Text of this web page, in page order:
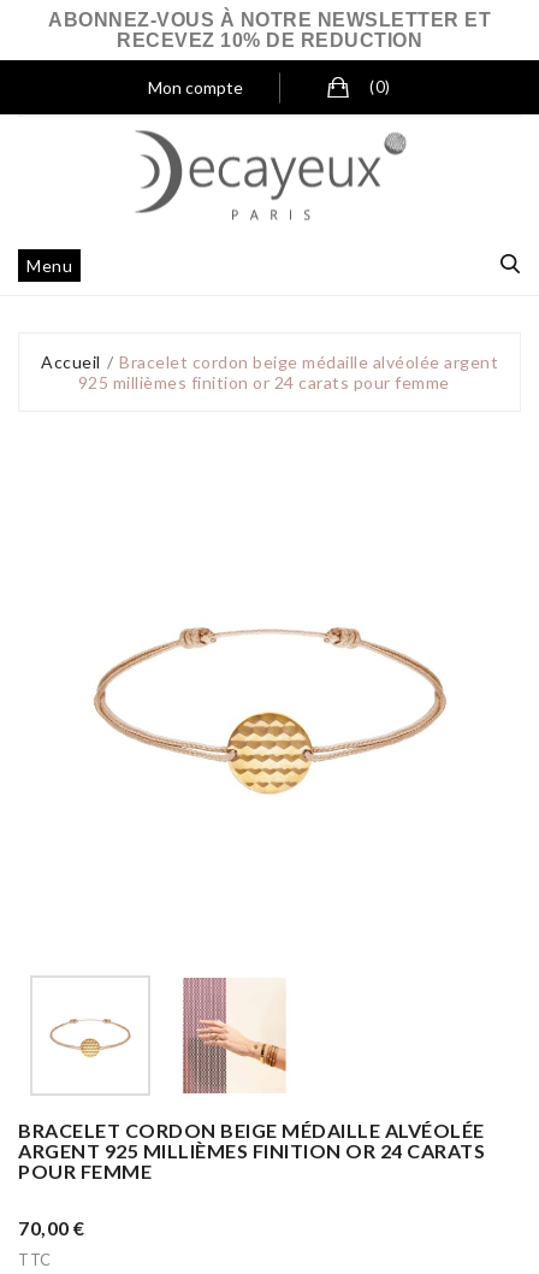
ABONNEZ-VOUS À NOTRE NEWSLETTER ET
RECEVEZ 10% DE REDUCTION
Mon compte (0)
Menu
Accueil
Bracelet cordon beige médaille alvéolée argent
925 millièmes finition or 24 carats pour femme
BRACELET CORDON BEIGE MÉDAILLE ALVÉOLÉE
ARGENT 925 MILLIÈMES FINITION OR 24 CARATS
POUR FEMME
70,00 €
TTC